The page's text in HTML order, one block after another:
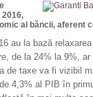
2016,
al băncii, aferent
au la bază
de la 24% la 9%,
de taxe va fi vizibil
4,3% al PIB în